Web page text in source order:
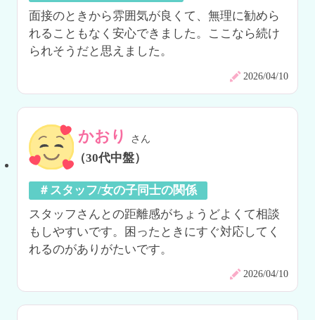
面接のときから雰囲気が良くて、無理に勧めら
れることもなく安心できました。ここなら続け
られそうだと思えました。
2026/04/10
かおり さん
（30代中盤）
＃スタッフ/女の子同士の関係
スタッフさんとの距離感がちょうどよくて相談
もしやすいです。困ったときにすぐ対応してく
れるのがありがたいです。
2026/04/10